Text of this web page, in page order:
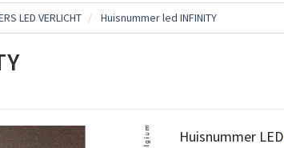
LED VERLICHT Huisnummer led INFINITY
Huisnummer LED